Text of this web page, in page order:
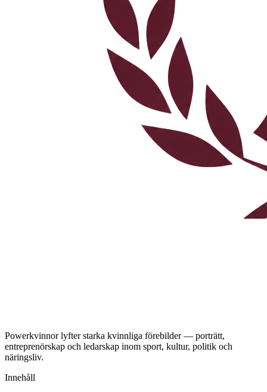
Powerkvinnor lyfter starka kvinnliga förebilder — porträtt,
entreprenörskap och ledarskap inom sport, kultur, politik och
näringsliv.
Innehåll